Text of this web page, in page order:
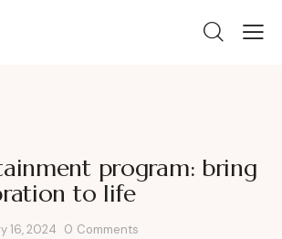
program: bring
to life
16, 2024 0 Comments